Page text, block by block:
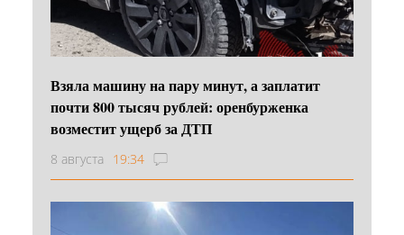
Взяла машину на пару минут, а заплатит
почти 800 тысяч рублей: оренбурженка
возместит ущерб за ДТП
8 августа 19:34